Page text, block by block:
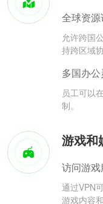
全球资源
允许跨国
持跨区域协
多国办
员工可以
制。
游戏和
访问游
通过VPN
游戏内容